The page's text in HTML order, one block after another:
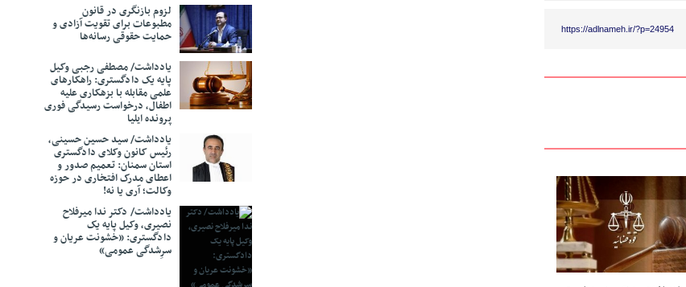
https://adlnameh.ir/?p=24954
لزوم بازنگری در قانون
مطبوعات برای تقویت آزادی و
حمایت حقوقی رسانه‌ها
یادداشت/ مصطفی رجبی وکیل
پایه یک دادگستری: راهکارهای
علمی مقابله با بزهکاری علیه
اطفال، درخواست رسیدگی فوری
پرونده ایلیا
یادداشت/ سید حسین حسینی،
رئیس کانون وکلای دادگستری
استان سمنان: تعمیم صدور و
اعطای مدرک افتخاری در حوزه
وکالت؛ آری یا نه!
یادداشت/ دکتر ندا میرفلاح
نصیری، وکیل پایه یک
دادگستری: «خشونت عریان و
سرِشدگی عمومی»